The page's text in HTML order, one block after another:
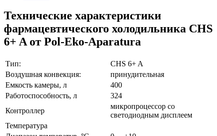
Технические характеристики
фармацевтического холодильника CHS
6+ A от Pol-Eko-Aparatura
Тип:
CHS 6+ A
Воздушная конвекция:
принудительная
Емкость камеры, л
400
Работоспособность, л
324
Контроллер
микропроцессор со
светодиодным дисплеем
Температура